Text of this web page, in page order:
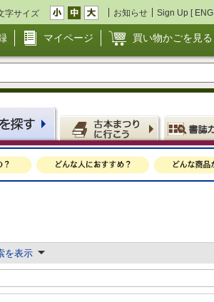
字サイズ お知らせ Sign Up [ ENG
マイページ 買い物かごを見る
を表示